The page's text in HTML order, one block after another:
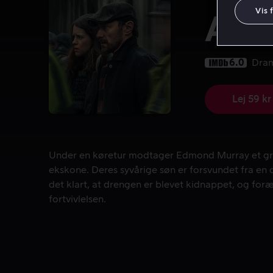
6.0
Lej 59 kr
Under en køretur modtager Edmond Murray et
Under en køretur modtager Edmond Murray et
ekskone. Deres syvårige søn er forsvundet fra en
det klart, at drengen er blevet kidnappet, og
fortvivlelsen.
Vis